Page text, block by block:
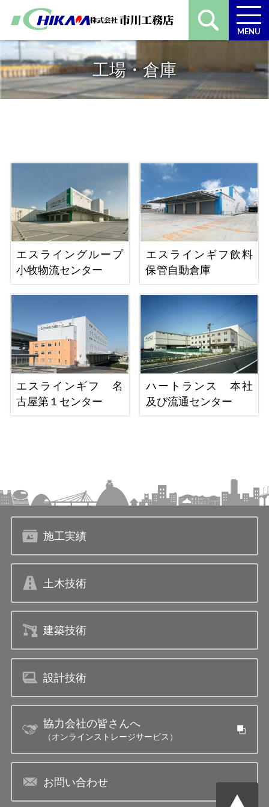
MENU
工場・倉庫
エスライングループ
小牧物流センター
エスラインギフ飲料
保管自動倉庫
エスラインギフ 名
古屋第１センター
ハートランス 本社
及び流通センター
施工実績
土木技術
建築技術
設計技術
協力会社の皆さんへ
（オンラインストレージサービス）
お問い合わせ